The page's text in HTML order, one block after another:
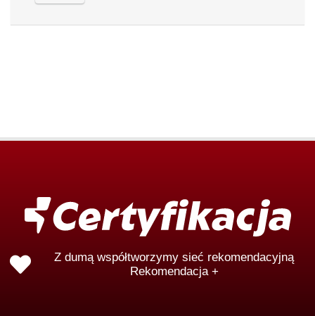
Z dumą współtworzymy sieć rekomendacyjną
Rekomendacja +